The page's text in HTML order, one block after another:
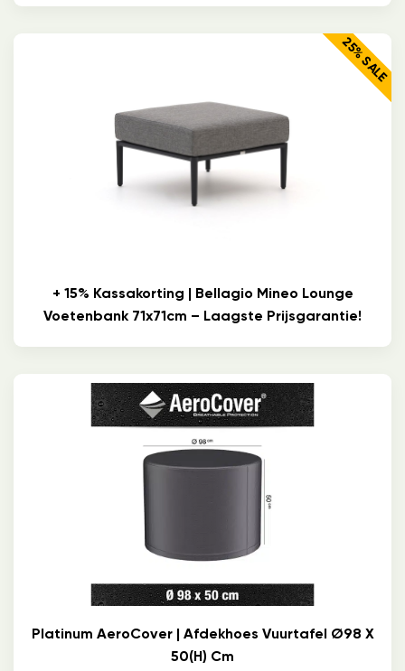
25% SALE
+ 15% Kassakorting | Bellagio Mineo Lounge
Voetenbank 71x71cm – Laagste Prijsgarantie!
Platinum AeroCover | Afdekhoes Vuurtafel Ø98 X
50(h) Cm